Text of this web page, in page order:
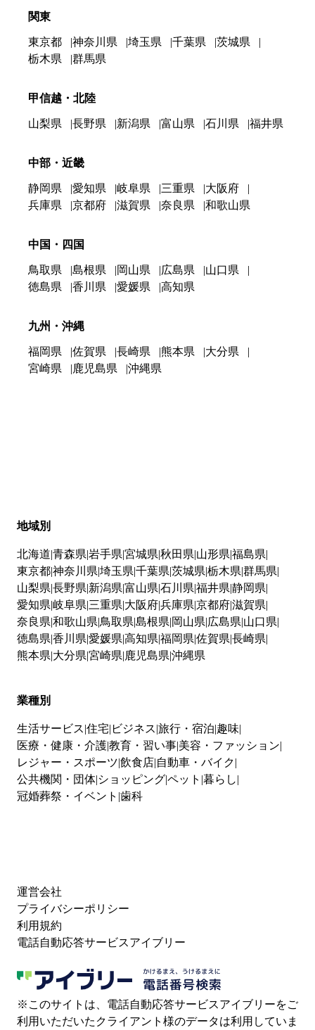
関東
東京都 神奈川県 埼玉県 千葉県
茨城県
栃木県
群馬県
甲信越・北陸
山梨県 長野県 新潟県 富山県 石川県 福井県
中部・近畿
静岡県 愛知県 岐阜県 三重県
大阪府
兵庫県
京都府 滋賀県 奈良県 和歌山県
中国・四国
鳥取県 島根県 岡山県 広島県
山口県
徳島県
香川県 愛媛県 高知県
九州・沖縄
福岡県 佐賀県 長崎県 熊本県
大分県
宮崎県
鹿児島県 沖縄県
地域別
北海道 青森県 岩手県 宮城県 秋田県 山形県 福島県
東京都神奈川県 埼玉県 千葉県 茨城県 栃木県 群馬県
山梨県 長野県 新潟県 富山県 石川県 福井県 静岡県
愛知県 岐阜県 三重県 大阪府兵庫県 京都府滋賀県
奈良県 和歌山県 鳥取県 島根県 岡山県 広島県 山口県
徳島県 香川県 愛媛県 高知県 福岡県 佐賀県 長崎県
熊本県 大分県 宮崎県 鹿児島県 沖縄県
業種別
生活サービス 住宅 ビジネス 旅行・宿泊 趣味
医療・健康・介護教育・習い事 美容・ファッション
レジャー・スポーツ 飲食店 自動車・バイク
公共機関・団体 ショッピングペット 暮らし
冠婚葬祭・イベント 歯科
運営会社
プライバシーポリシー
利用規約
電話自動応答サービスアイブリー
※このサイトは、電話自動応答サービスアイブリーをご
利用いただいたクライアント様のデータは利用していま